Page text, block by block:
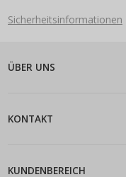
Sicherheitsinformationen
ÜBER UNS
KONTAKT
KUNDENBEREICH